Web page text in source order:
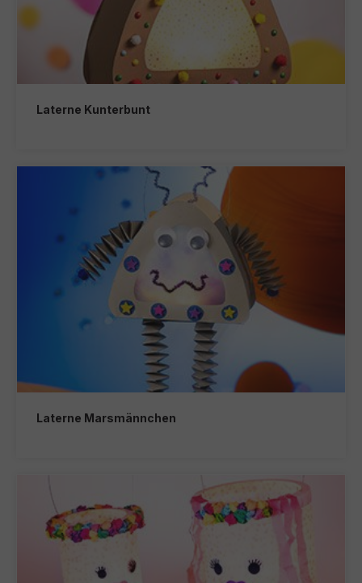
Laterne Kunterbunt
Laterne Marsmännchen